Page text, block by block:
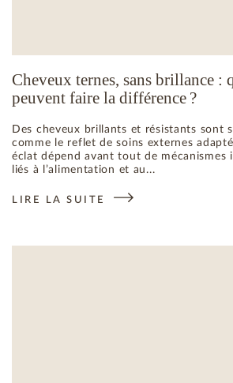
Cheveux ternes, sans brillance :
peuvent faire la différence ?
Des cheveux brillants et résistants sont
comme le reflet de soins externes
éclat dépend avant tout de mécanismes
liés à l’alimentation et au...
LIRE LA SUITE